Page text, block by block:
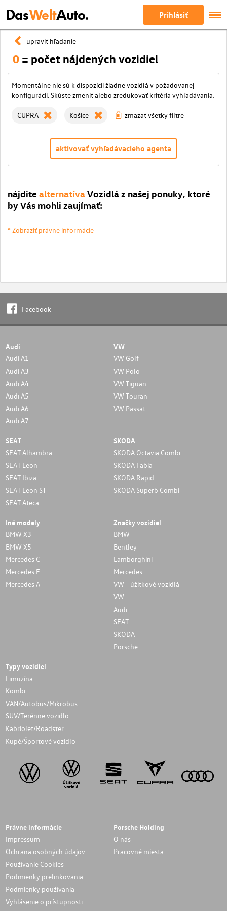
DasWeltAuto. Prihlásiť
upraviť hľadanie
0 = počet nájdených vozidiel
Momentálne nie sú k dispozícii žiadne vozidlá v požadovanej
konfigurácii. Skúste zmeniť alebo zredukovať kritéria vyhľadávania:
CUPRA Košice zmazať všetky filtre
aktivovať vyhľadávacieho agenta
nájdite alternatívaVozidlá z našej ponuky, ktoré
by Vás mohli zaujímať:
* Zobraziť právne informácie
Facebook
Audi
Audi A1
Audi A3
Audi A4
Audi A5
Audi A6
Audi A7
VW
VW Golf
VW Polo
VW Tiguan
VW Touran
VW Passat
SEAT
SEAT Alhambra
SEAT Leon
SEAT Ibiza
SEAT Leon ST
SEAT Ateca
SKODA
SKODA Octavia Combi
SKODA Fabia
SKODA Rapid
SKODA Superb Combi
Iné modely
BMW X3
BMW X5
Mercedes C
Mercedes E
Mercedes A
Značky vozidiel
BMW
Bentley
Lamborghini
Mercedes
VW - úžitkové vozidlá
VW
Audi
SEAT
SKODA
Porsche
Typy vozidiel
Limuzína
Kombi
VAN/Autobus/Mikrobus
SUV/Terénne vozidlo
Kabriolet/Roadster
Kupé/Športové vozidlo
Právne informácie
Impressum
Ochrana osobných údajov
Používanie Cookies
Podmienky prelinkovania
Podmienky používania
Vyhlásenie o prístupnosti
Porsche Holding
O nás
Pracovné miesta